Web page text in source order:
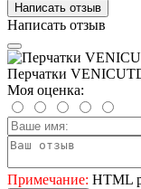
Написать отзыв
Написать отзыв
Перчатки
Моя оценка:
Примечание: HTML